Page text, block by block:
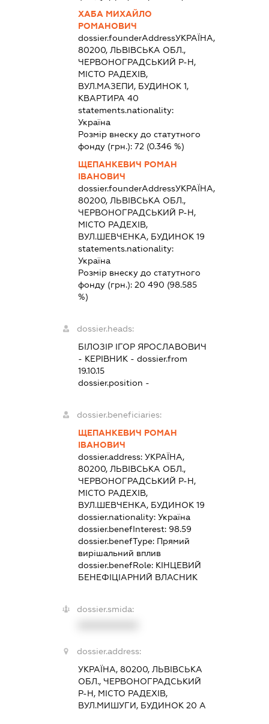
ХАБА МИХАЙЛО
РОМАНОВИЧ
dossier.founderAddressУКРАЇНА,
80200, ЛЬВІВСЬКА ОБЛ.,
ЧЕРВОНОГРАДСЬКИЙ Р-Н,
МІСТО РАДЕХІВ,
ВУЛ.МАЗЕПИ, БУДИНОК 1,
КВАРТИРА 40
statements.nationality:
Україна
Розмір внеску до статутного
фонду (грн.):72 (0.346 %)
ЩЕПАНКЕВИЧ РОМАН
ІВАНОВИЧ
dossier.founderAddressУКРАЇНА,
80200, ЛЬВІВСЬКА ОБЛ.,
ЧЕРВОНОГРАДСЬКИЙ Р-Н,
МІСТО РАДЕХІВ,
ВУЛ.ШЕВЧЕНКА, БУДИНОК 19
statements.nationality:
Україна
Розмір внеску до статутного
фонду (грн.):20 490 (98.585
%)
dossier.heads:
БІЛОЗІР ІГОР ЯРОСЛАВОВИЧ
- КЕРІВНИК - dossier.from
19.10.15
dossier.position -
dossier.beneficiaries:
ЩЕПАНКЕВИЧ РОМАН
ІВАНОВИЧ
dossier.address:УКРАЇНА,
80200, ЛЬВІВСЬКА ОБЛ.,
ЧЕРВОНОГРАДСЬКИЙ Р-Н,
МІСТО РАДЕХІВ,
ВУЛ.ШЕВЧЕНКА, БУДИНОК 19
dossier.nationality:Україна
dossier.benefInterest: 98.59
dossier.benefType: Прямий
вирішальний вплив
dossier.benefRole: КІНЦЕВИЙ
БЕНЕФІЦІАРНИЙ ВЛАСНИК
dossier.smida:
dossier.address:
УКРАЇНА, 80200, ЛЬВІВСЬКА
ОБЛ., ЧЕРВОНОГРАДСЬКИЙ
Р-Н, МІСТО РАДЕХІВ,
ВУЛ.МИШУГИ, БУДИНОК 20 А